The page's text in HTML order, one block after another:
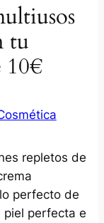
tu
10€
repletos de
perfecto de
piel perfecta e